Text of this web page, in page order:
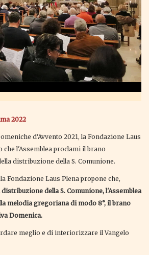
2022
d'Avvento 2021, la Fondazione Laus
che l'Assemblea proclami il brano
distribuzione della S. Comunione.
la Fondazione Laus Plena propone che,
della S. Comunione, l'Assemblea
melodia gregoriana di modo 8°, il brano
Domenica.
meglio e di interiorizzare il Vangelo